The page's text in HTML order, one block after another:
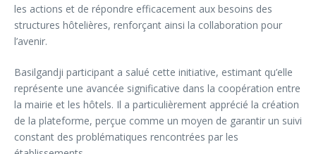
les actions et de répondre efficacement aux besoins des
structures hôtelières, renforçant ainsi la collaboration pour
l’avenir.
Basilgandji participant a salué cette initiative, estimant qu’elle
représente une avancée significative dans la coopération entre
la mairie et les hôtels. Il a particulièrement apprécié la création
de la plateforme, perçue comme un moyen de garantir un suivi
constant des problématiques rencontrées par les